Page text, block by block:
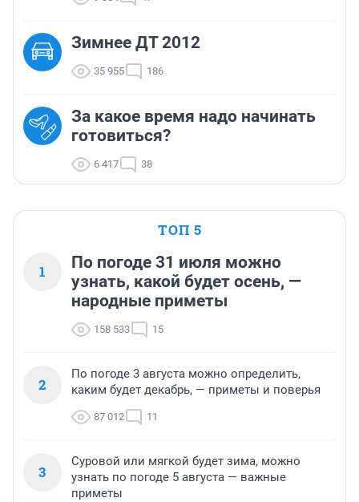
Зимнее ДТ 2012
35 955 186
За какое время надо начинать
готовиться?
6 417 38
ТОП 5
1
По погоде 31 июля можно
узнать, какой будет осень, —
народные приметы
158 533 15
2
По погоде 3 августа можно определить,
каким будет декабрь, — приметы и поверья
87 012 11
3
Суровой или мягкой будет зима, можно
узнать по погоде 5 августа — важные
приметы